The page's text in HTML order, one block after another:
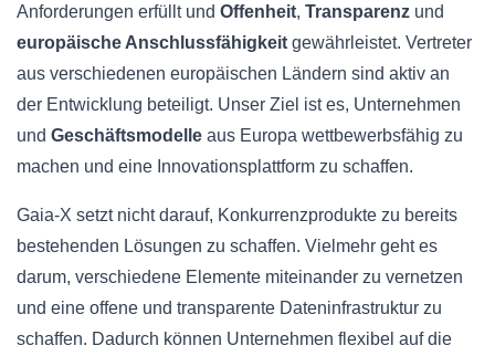
Anforderungen erfüllt und Offenheit, Transparenz und
europäische Anschlussfähigkeit gewährleistet. Vertreter
aus verschiedenen europäischen Ländern sind aktiv an
der Entwicklung beteiligt. Unser Ziel ist es, Unternehmen
und Geschäftsmodelle aus Europa wettbewerbsfähig zu
machen und eine Innovationsplattform zu schaffen.
Gaia-X setzt nicht darauf, Konkurrenzprodukte zu bereits
bestehenden Lösungen zu schaffen. Vielmehr geht es
darum, verschiedene Elemente miteinander zu vernetzen
und eine offene und transparente Dateninfrastruktur zu
schaffen. Dadurch können Unternehmen flexibel auf die